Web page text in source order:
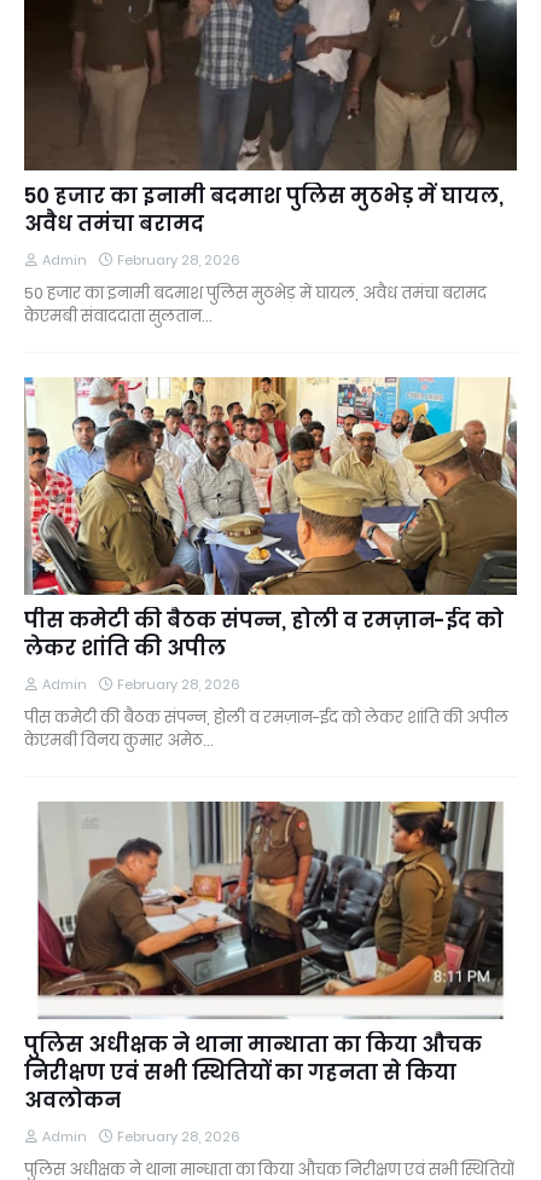
50 हजार का इनामी बदमाश पुलिस मुठभेड़ में घायल,
अवैध तमंचा बरामद
Admin February 28, 2026
50 हजार का इनामी बदमाश पुलिस मुठभेड़ में घायल, अवैध तमंचा बरामद
केएमबी संवाददाता सुलतान…
पीस कमेटी की बैठक संपन्न, होली व रमज़ान-ईद को
लेकर शांति की अपील
Admin February 28, 2026
पीस कमेटी की बैठक संपन्न, होली व रमज़ान-ईद को लेकर शांति की अपील
केएमबी विनय कुमार अमेठ…
पुलिस अधीक्षक ने थाना मान्धाता का किया औचक
निरीक्षण एवं सभी स्थितियों का गहनता से किया
अवलोकन
Admin February 28, 2026
पुलिस अधीक्षक ने थाना मान्धाता का किया औचक निरीक्षण एवं सभी स्थितियों